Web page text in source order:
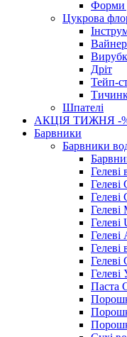
Форми
Цукрова
Дріт
Тейп-
Шпателі
АКЦІЯ ТИЖНЯ -
Барвники
Барвники
Гелеві
Гелеві
Гелеві
Гелеві
Гелеві
Гелеві
Гелеві
Паста